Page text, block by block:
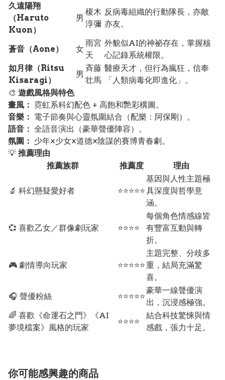
久遠陽翔
（Haruto
Kuon）
男
榎木
淳彌
反病毒組織的行動隊長，亦敵
亦友。
蒼音（Aone） 女
雨宮
天
外貌似AI的神祕存在，掌握核
心記錄系統權限。
如月律（Ritsu
Kisaragi）
男
斉藤
壮馬
醫療天才，但行為瘋狂，信奉
「人類病毒化即進化」。
🎨 遊戲風格與特色
畫風： 霓虹系科幻配色 + 高飽和艷彩構圖。
音樂： 電子節奏與心靈氛圍結合（配樂：阿保剛）。
語音： 全語音演出（豪華聲優陣容）。
氛圍： 少年×少女×道德×陰謀的賽博青春劇。
💡 推薦理由
推薦族群
推薦度 理由
🔬 科幻懸疑愛好者 ⭐⭐⭐⭐⭐
基因與人性主題極
具深度與哲學意
涵。
💞 喜歡乙女／群像劇玩家 ⭐⭐⭐⭐
每個角色情感線皆
有豐富互動與轉
折。
🎮 劇情導向玩家 ⭐⭐⭐⭐⭐
主題完整、分歧多
重，結局充滿驚
喜。
🎧 聲優粉絲
⭐⭐⭐⭐⭐
豪華一線聲優演
出，沉浸感極強。
🌈 喜歡《命運石之門》《AI
夢境檔案》風格的玩家
⭐⭐⭐⭐
結合科技驚悚與情
感戲，張力十足。
你可能感興趣的商品